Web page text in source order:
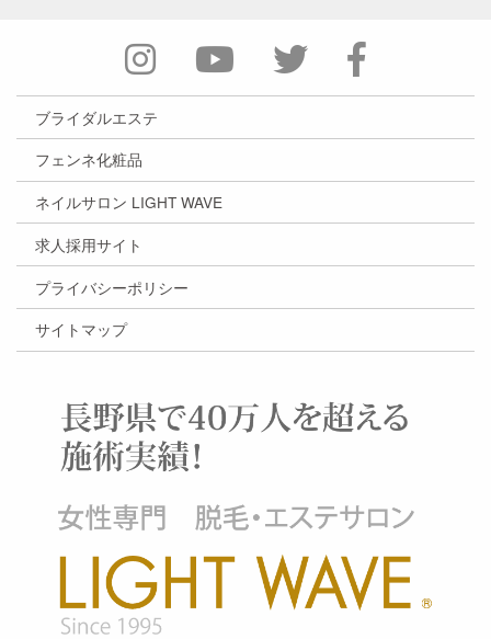
ブライダルエステ
フェンネ化粧品
ネイルサロン LIGHT WAVE
求人採用サイト
プライバシーポリシー
サイトマップ